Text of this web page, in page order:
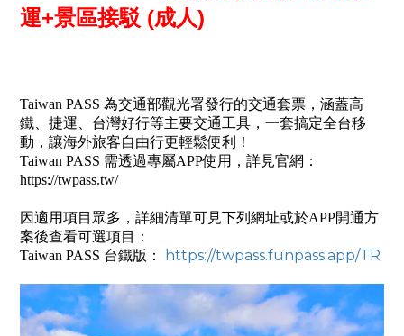
運+景區接駁 (成人)
Taiwan PASS 為交通部觀光署發行的交通套票，涵蓋高
鐵、捷運、台灣好行等主要交通工具，一套搞定全台移
動，讓海外旅客自由行更輕鬆便利！
Taiwan PASS 需透過專屬APP使用，詳見官網：
https://twpass.tw/
因適用項目眾多，詳細清單可見下列網址或於APP開通方
案後查看可選項目：
Taiwan PASS 台鐵版：
https://twpass.funpass.app/TR